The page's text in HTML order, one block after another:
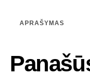
APRAŠYMAS